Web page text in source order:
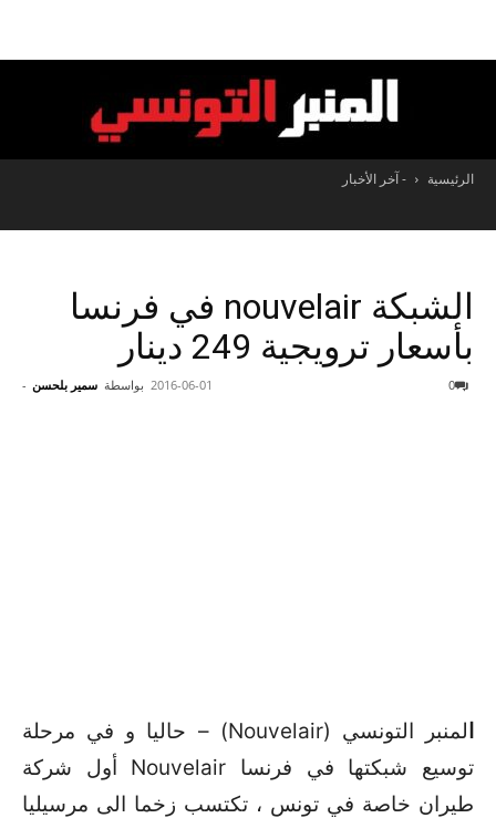
التونسي
الرئيسية - آخر الأخبار
الشبكة nouvelair في فرنسا
بأسعار ترويجية 249 دينار
بواسطة سمير بلحسن - 2016-06-01 0
لمنبر التونسي (Nouvelair) – حاليا و في مرحلة
توسيع شبكتها في فرنسا Nouvelair أول شركة
طيران خاصة في تونس ، تكتسب زخما الى مرسيليا